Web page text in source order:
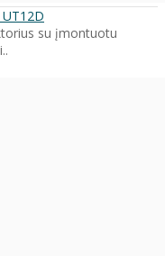
su įmontuotu